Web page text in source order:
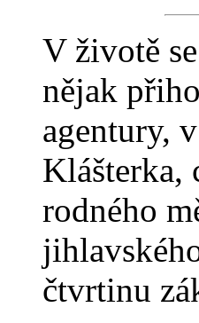
V životě
nějak
agentury,
Klášterka,
rodného
čtvrtinu